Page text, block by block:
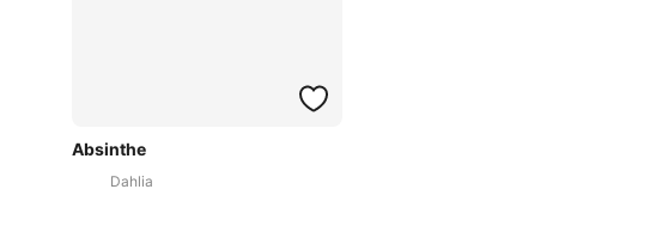
Absinthe
Dahlia